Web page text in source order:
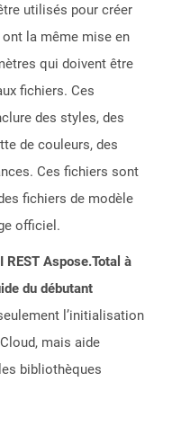
utilisés pour créer
la même mise en
qui doivent être
fichiers. Ces
des styles, des
de couleurs, des
Ces fichiers sont
fichiers de modèle
officiel.
Aspose.Total à
du débutant
l’initialisation
mais aide
bibliothèques